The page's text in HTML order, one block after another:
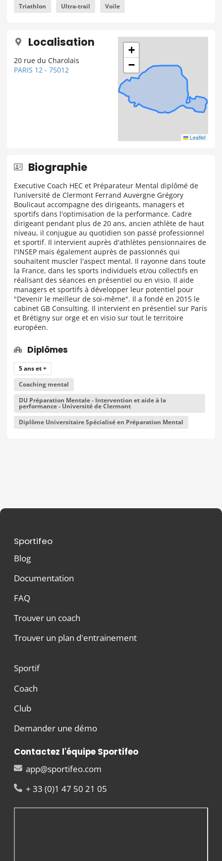
Triathlon
Ultra-trail Voile
Localisation
20 rue du Charolais
PARIS 12 - 75012
+
−
Leaflet
Biographie
Executive Coach HEC et Préparateur Mental diplômé de
l’université de Clermont Ferrand Auvergne Grégory
Boulicaut accompagne des dirigeants, managers et
sportifs dans l'optimisation de la performance. Cadre
dirigeant pendant plus de 20 ans, ancien athlète de haut
niveau, il conjugue au quotidien son passé professionnel
et sportif. Il intervient auprès d'athlètes pensionnaires de
l'INSEP mais également auprès de passionnés qui
souhaitent muscler l'aspect mental. Il rayonne dans toute
la France, dans les sports individuels et/ou collectifs en
réalisant des séances en présentiel ou en visio. Il aide
managers et sportifs à développer leur potentiel pour
"Devenir le meilleur de soi-même". Il a fondé en 2015 le
cabinet GB Consulting. Il intervient en présentiel sur Paris
et Brétigny sur orge et en visio sur tout le territoire
européen.
Diplômes
5 ans et +
Coaching mental
DU Préparation Mentale - Intervention et aide à la
performance - Université de Clermont
Diplôme Universitaire Spécialisé en Préparation Mental
Sportifeo
Blog
Documentation
FAQ
Trouver un coach
Trouver un plan d'entrainement
Sportif
Coach
Club
Demander une démo
Contactez l'équipe Sportifeo
app@sportifeo.com
+ 33 (0)1 47 50 21 05